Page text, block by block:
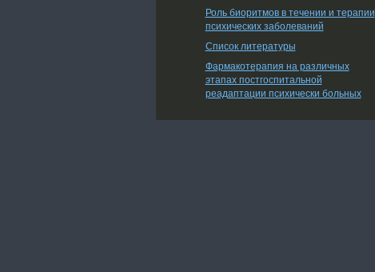
Роль биоритмов в течении и терапии
психических заболеваний
Список литературы
Фармакотерапия на различных
этапах постгоспитальной
реадаптации психически больных